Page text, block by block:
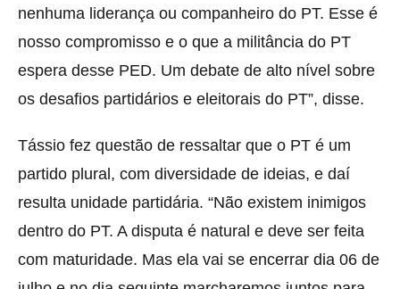
nenhuma liderança ou companheiro do PT. Esse é
nosso compromisso e o que a militância do PT
espera desse PED. Um debate de alto nível sobre
os desafios partidários e eleitorais do PT”, disse.
Tássio fez questão de ressaltar que o PT é um
partido plural, com diversidade de ideias, e daí
resulta unidade partidária. “Não existem inimigos
dentro do PT. A disputa é natural e deve ser feita
com maturidade. Mas ela vai se encerrar dia 06 de